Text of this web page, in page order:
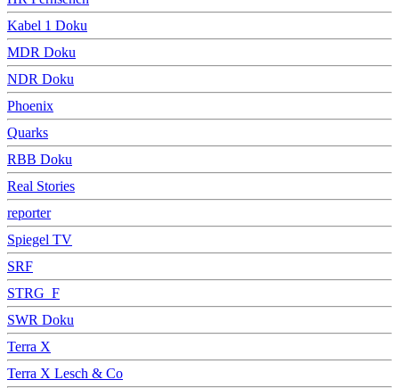
Kabel 1 Doku
MDR Doku
NDR Doku
Phoenix
Quarks
RBB Doku
Real Stories
reporter
Spiegel TV
SRF
STRG_F
SWR Doku
Terra X
Terra X Lesch & Co